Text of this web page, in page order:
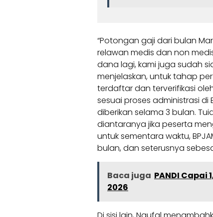
“Potongan gaji dari bulan
relawan medis dan non
dana lagi, kami juga sudah
menjelaskan, untuk tahap
terdaftar dan terverifikasi
sesuai proses administrasi di
diberikan selama 3 bulan.
diantaranya jika peserta
untuk sementara waktu,
bulan, dan seterusnya
Baca juga PANDI Capai
2026